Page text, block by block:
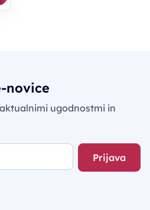
novice
ugodnostmi in
Prijava